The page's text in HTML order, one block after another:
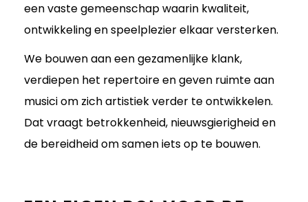
een vaste gemeenschap waarin kwaliteit,
ontwikkeling en speelplezier elkaar versterken.
We bouwen aan een gezamenlijke klank,
verdiepen het repertoire en geven ruimte aan
musici om zich artistiek verder te ontwikkelen.
Dat vraagt betrokkenheid, nieuwsgierigheid en
de bereidheid om samen iets op te bouwen.